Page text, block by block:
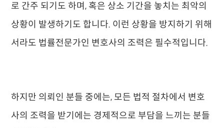
로 간주 되기도 하며, 혹은 상소 기간을 놓치는 최악의
상황이 발생하기도 합니다. 이런 상황을 방지하기 위해
서라도 법률전문가인 변호사의 조력은 필수적입니다.
하지만 의뢰인 분들 중에는, 모든 법적 절차에서 변호
사의 조력을 받기에는 경제적으로 부담을 느끼는 분들